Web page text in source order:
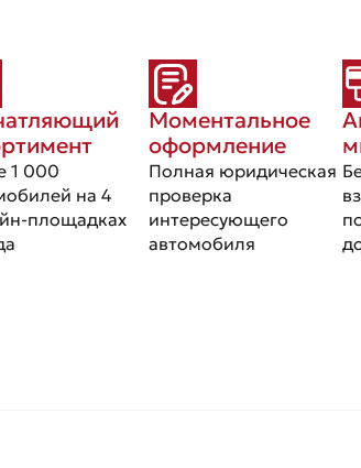
1 000
на 4
площадках
Моментальное
оформление
Полная юридическая
проверка
интересующего
автомобиля